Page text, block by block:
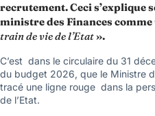
recrutement. Ceci s’explique
ministre des Finances comme
train de vie de l’Etat».
C’est dans le circulaire du 31
du budget 2026, que le Ministre
tracé une ligne rouge dans la
de l’Etat.